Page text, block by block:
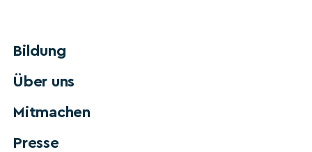
Bildung
Über uns
Mitmachen
Presse